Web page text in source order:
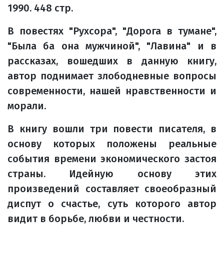
1990. 448 стр.
В повестях "Рухсора", "Дорога в тумане",
"Была ба она мужчиной", "Лавина" и в
рассказах, вошедших в данную книгу,
автор поднимает злободневные вопросы
современности, нашей нравственности и
морали.
В книгу вошли три повести писателя, в
основу которых положены реальные
события времени экономического застоя
страны. Идейную основу этих
произведений составляет своеобразный
диспут о счастье, суть которого автор
видит в борьбе, любви и честности.